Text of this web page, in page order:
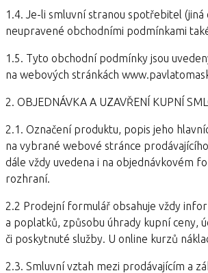
1.4. Je-li smluvní stranou spotřebitel
neupravené obchodními podmínkami
1.5. Tyto obchodní podmínky jsou
na webových stránkách
2. OBJEDNÁVKA A UZAVŘENÍ KUPNÍ
2.1. Označení produktu, popis jeho
na vybrané webové stránce
dále vždy uvedena i na objednávkovém
rozhraní.
2.2 Prodejní formulář obsahuje vždy
a poplatků, způsobu úhrady kupní ceny,
či poskytnuté služby. U online kurzů
2.3. Smluvní vztah mezi prodávajícím a